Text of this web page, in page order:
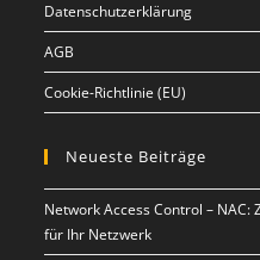
Datenschutzerklärung
AGB
Cookie-Richtlinie (EU)
Neueste Beiträge
Network Access Control –
für Ihr Netzwerk